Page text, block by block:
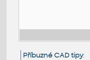
Příbuzné CAD tipy: